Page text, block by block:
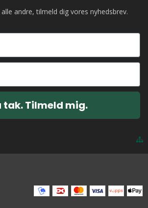
andre, tilmeld dig vores nyhedsbrev.
tak. Tilmeld mig.